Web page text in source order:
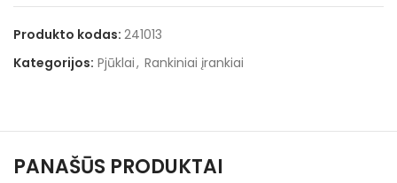
Produkto kodas: 241013
Kategorijos: Pjūklai, Rankiniai įrankiai
PANAŠŪS PRODUKTAI